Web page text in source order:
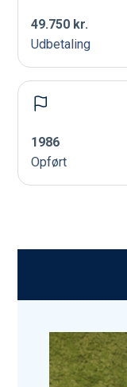
49.750 kr.
Udbetaling
1986
Opført